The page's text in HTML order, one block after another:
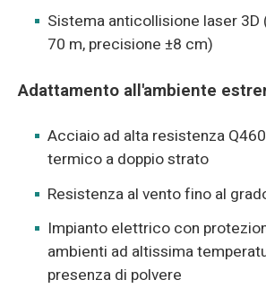
Sistema anticollisione laser
70 m, precisione ±8 cm)
Adattamento all'ambiente
Acciaio ad alta resistenza
termico a doppio strato
Resistenza al vento fino al
Impianto elettrico con
ambienti ad altissima
presenza di polvere